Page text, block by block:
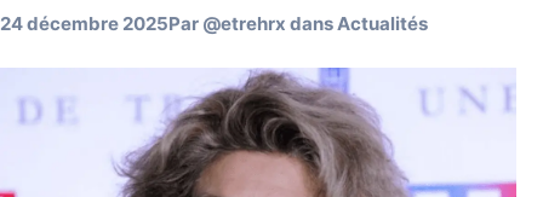
24 décembre 2025Par @etrehrx dansActualités